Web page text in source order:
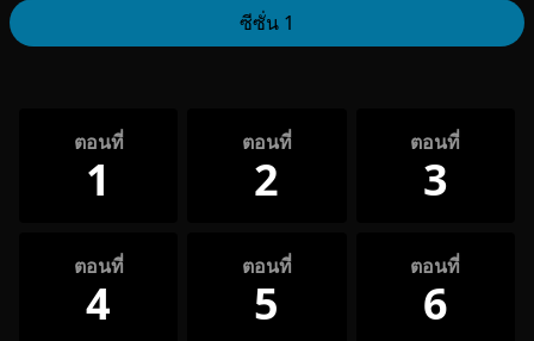
ซีซั่น 1
ตอนที่
1
ตอนที่
2
ตอนที่
3
ตอนที่
4
ตอนที่
5
ตอนที่
6